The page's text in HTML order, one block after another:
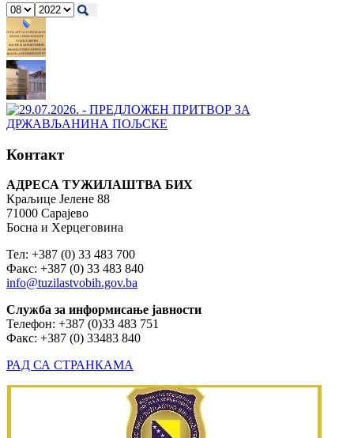
Контакт
АДРЕСА ТУЖИЛАШТВА БИХ
Краљице Јелене 88
71000 Сарајево
Босна и Херцеговина
Тел: +387 (0) 33 483 700
Факс: +387 (0) 33 483 840
info@tuzilastvobih.gov.ba
Служба за информисање јавности
Телефон: +387 (0)33 483 751
Факс: +387 (0) 33483 840
РАД СА СТРАНКАМА